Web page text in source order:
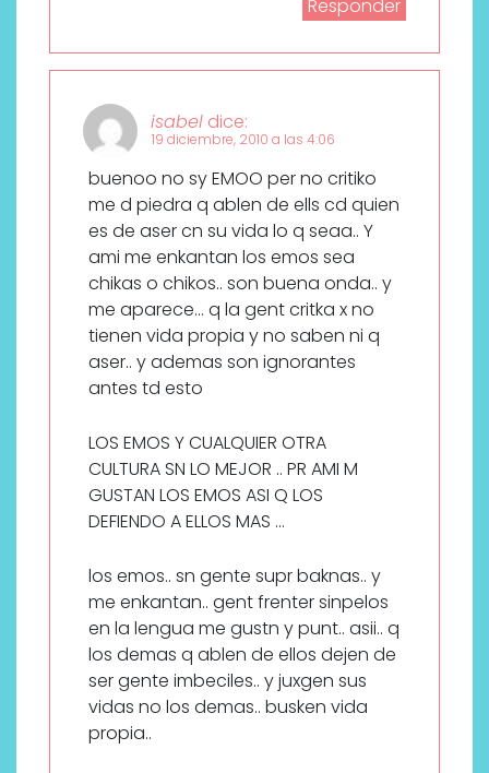
Responder
isabel dice:
19 diciembre, 2010 a las 4:06
buenoo no sy EMOO per no critiko
me d piedra q ablen de ells cd quien
es de aser cn su vida lo q seaa.. Y
ami me enkantan los emos sea
chikas o chikos.. son buena onda.. y
me aparece… q la gent critka x no
tienen vida propia y no saben ni q
aser.. y ademas son ignorantes
antes td esto
LOS EMOS Y CUALQUIER OTRA
CULTURA SN LO MEJOR .. PR AMI M
GUSTAN LOS EMOS ASI Q LOS
DEFIENDO A ELLOS MAS …
los emos.. sn gente supr baknas.. y
me enkantan.. gent frenter sinpelos
en la lengua me gustn y punt.. asii.. q
los demas q ablen de ellos dejen de
ser gente imbeciles.. y juxgen sus
vidas no los demas.. busken vida
propia..